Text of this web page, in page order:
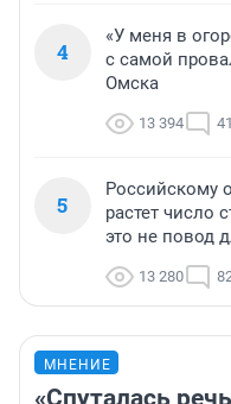
4
«У меня в
с самой
Омска
13 394 41
5
Российскому
растет число
это не повод
13 280
МНЕНИЕ